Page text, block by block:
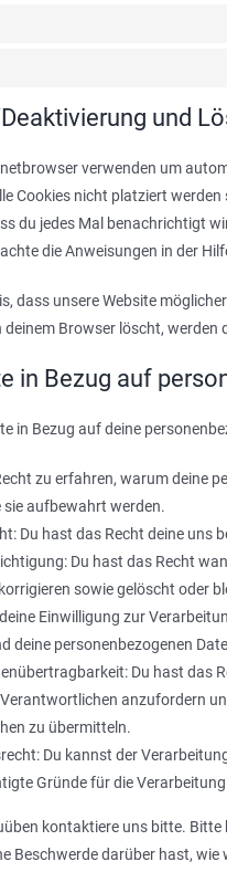
und
verwenden um
Cookies nicht platziert
du jedes Mal benachrichtigt
die Anweisungen in der
dass unsere Website
deinem Browser löscht,
in Bezug auf
in Bezug auf deine
zu erfahren, warum deine
sie aufbewahrt werden.
Du hast das Recht deine uns
Du hast das Recht
sowie gelöscht oder
Einwilligung zur
deine personenbezogenen
Du hast das
anzufordern
zu übermitteln.
Du kannst der
Gründe für die
kontaktiere uns bitte.
Beschwerde darüber hast,